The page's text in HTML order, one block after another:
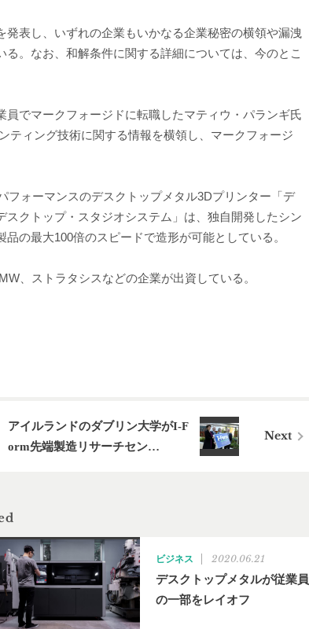
表し、いずれの企業もいかなる企業秘密の横領や漏洩
。なお、和解条件に関する詳細については、今のとこ
でマークフォージドに転職したマティウ・パランギ氏
ティング技術に関する情報を横領し、マークフォージ
フォーマンスのデスクトップメタル3Dプリンター「デ
クトップ・スタジオシステム」は、独自開発したシン
の最大100倍のスピードで造形が可能としている。
、ストラタシスなどの企業が出資している。
アイルランドのダブリン大学がI-F
orm先端製造リサーチセン…
ビジネス 2020.06.21
デスクトップメタルが従業員
の一部をレイオフ